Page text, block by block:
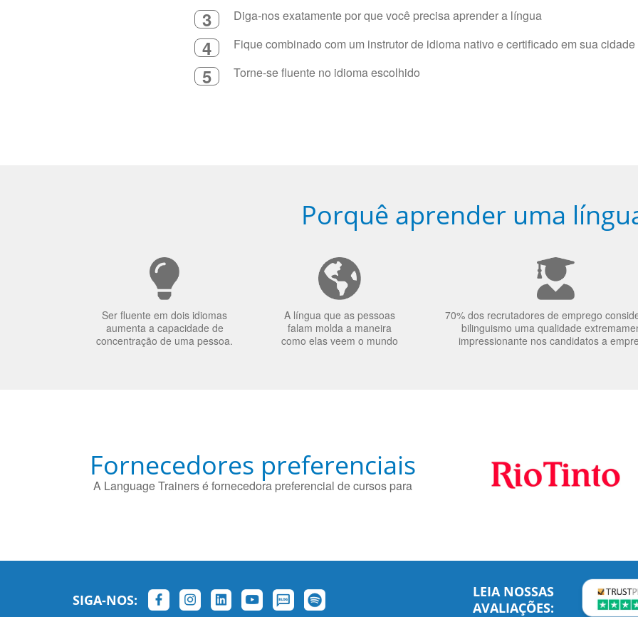
3 Diga-nos exatamente por que você precisa aprender a língua
4 Fique combinado com um instrutor de idioma nativo e certificado em sua
5 Torne-se fluente no idioma escolhido
Porquê aprender uma
Ser fluente em dois idiomas
aumenta a capacidade de
concentração de uma pessoa.
A língua que as pessoas
falam molda a maneira
como elas veem o mundo
70% dos recrutadores de emprego
bilinguismo uma qualidade
impressionante nos candidatos a
Fornecedores preferenciais
A Language Trainers é fornecedora preferencial de cursos para
SIGA-NOS:
LEIA NOSSAS
AVALIAÇÕES: